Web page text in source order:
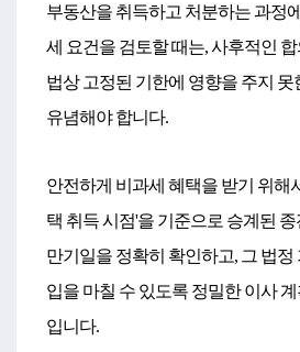
부동산을 취득하고 처분하는 과정
세 요건을 검토할 때는, 사후적인
법상 고정된 기한에 영향을 주지 못
유념해야 합니다.
안전하게 비과세 혜택을 받기 위해
택 취득 시점'을 기준으로 승계된
만기일을 정확히 확인하고, 그 법정
입을 마칠 수 있도록 정밀한 이사
입니다.